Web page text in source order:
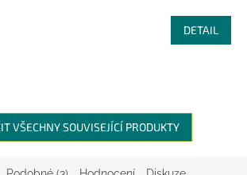
DETAIL
VŠECHNY SOUVISEJÍCÍ PRODUKTY